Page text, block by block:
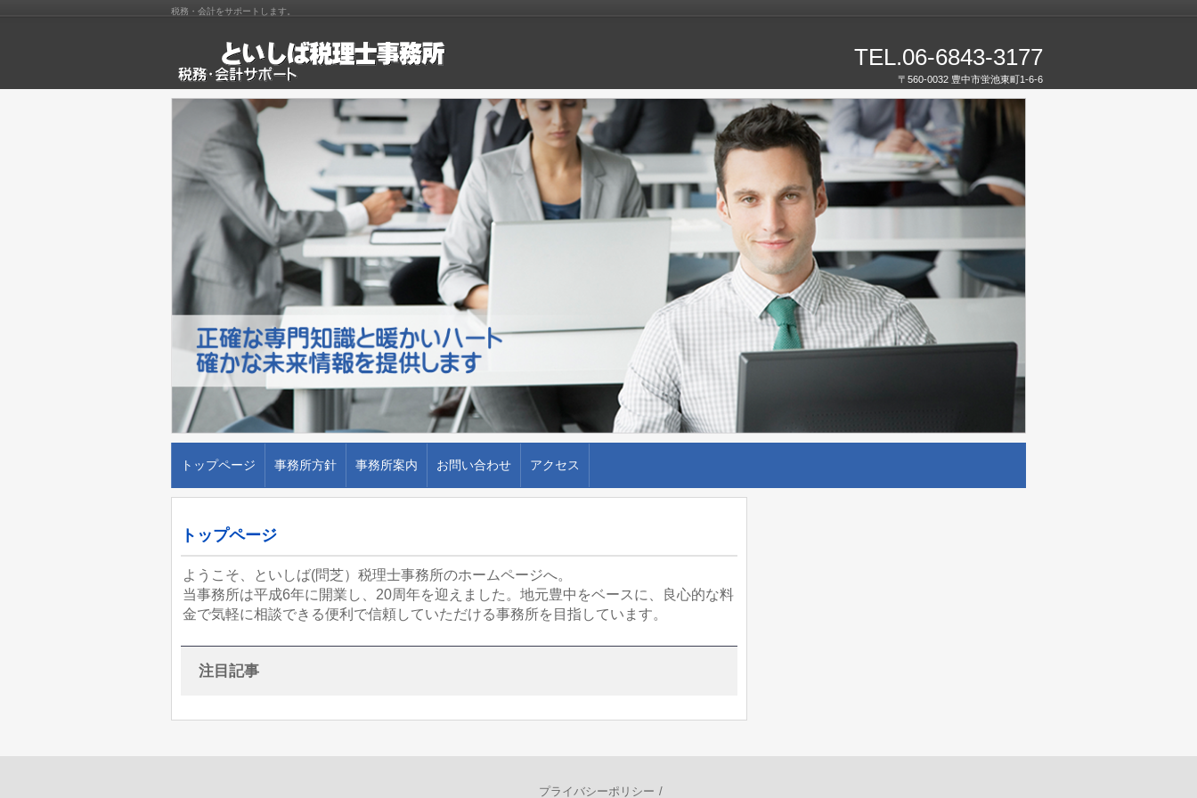
税務・会計をサポートします。
TEL.06-6843-3177
〒560-0032 豊中市蛍池東町1-6-6
トップページ 事務所方針 事務所案内 お問い合わせ アクセス
トップページ
ようこそ、といしば(問芝）税理士事務所のホームページへ。
当事務所は平成6年に開業し、20周年を迎えました。地元豊中をベースに、良心的な料
金で気軽に相談できる便利で信頼していただける事務所を目指しています。
注目記事
プライバシーポリシー